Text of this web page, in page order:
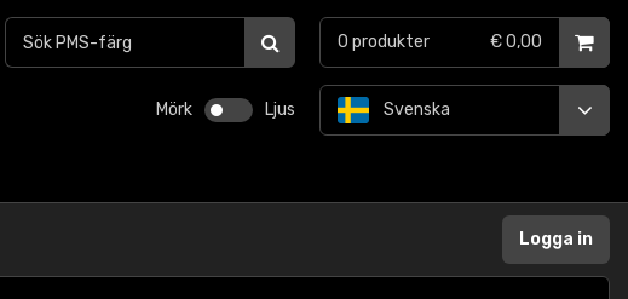
Mörk Ljus Svenska
0 produkter € 0,00
Logga in